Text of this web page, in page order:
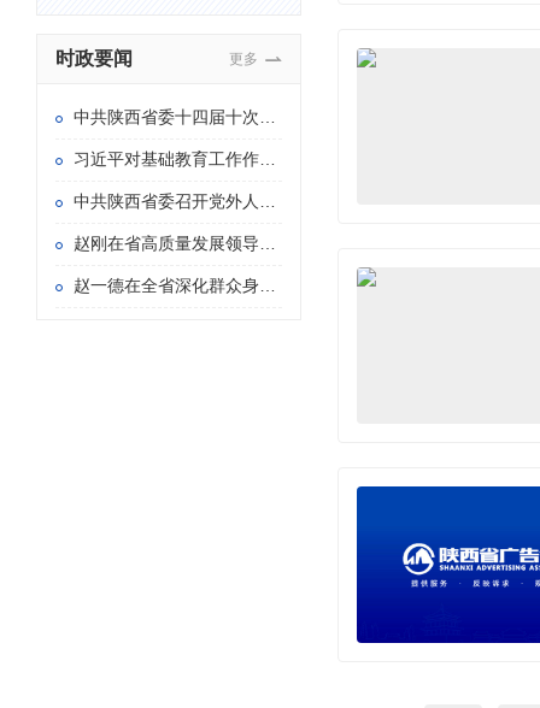
时政要闻 更多